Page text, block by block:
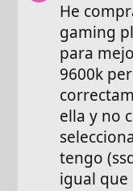
He
gaming
para
9600k
ella y no
tengo
igual que